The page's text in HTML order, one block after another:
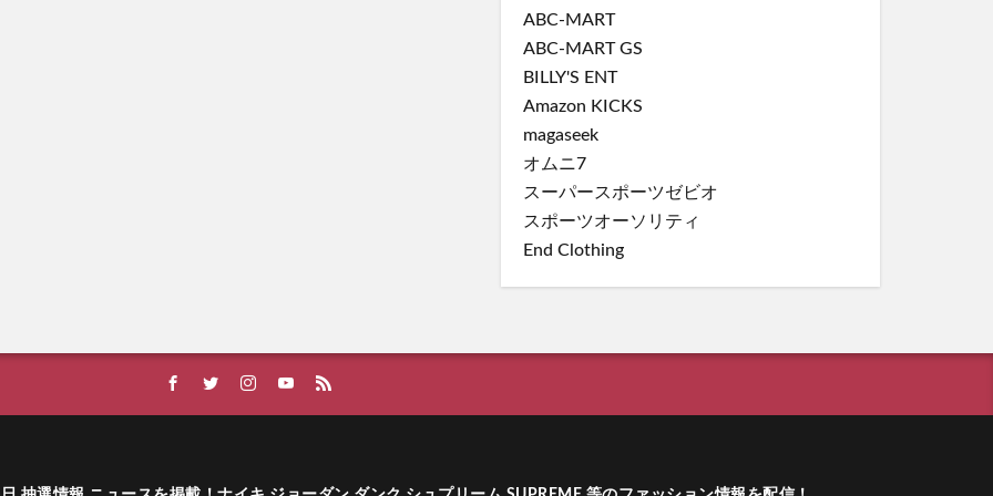
ABC-MART
ABC-MART GS
BILLY'S ENT
Amazon KICKS
magaseek
オムニ7
スーパースポーツゼビオ
スポーツオーソリティ
End Clothing